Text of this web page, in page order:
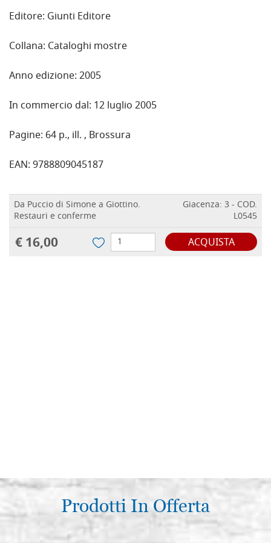
Editore: Giunti Editore
Collana: Cataloghi mostre
Anno edizione: 2005
In commercio dal: 12 luglio 2005
Pagine: 64 p., ill. , Brossura
EAN: 9788809045187
Da Puccio di Simone a Giottino.
Restauri e conferme
Giacenza: 3 - COD.
L0545
€ 16,00 ACQUISTA
Prodotti In Offerta